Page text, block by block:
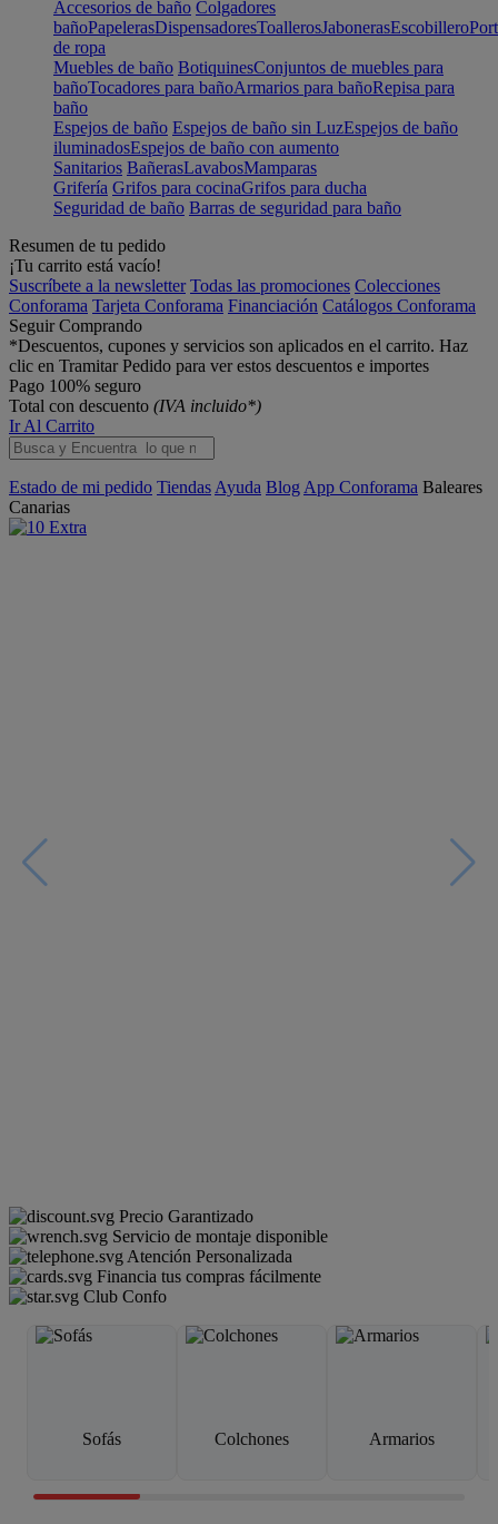
Accesorios de baño Colgadores
bañoPapelerasDispensadoresToallerosJabonerasEscobillero
de ropa
Muebles de baño BotiquinesConjuntos de muebles para
bañoTocadores para bañoArmarios para bañoRepisa para
baño
Espejos de baño Espejos de baño sin LuzEspejos de baño
iluminadosEspejos de baño con aumento
Sanitarios BañerasLavabosMamparas
Grifería Grifos para cocinaGrifos para ducha
Seguridad de baño Barras de seguridad para baño
Resumen de tu pedido
¡Tu carrito está vacío!
Suscríbete a la newsletter Todas las promociones Colecciones
Conforama Tarjeta Conforama Financiación Catálogos Conforama
Seguir Comprando
*Descuentos, cupones y servicios son aplicados en el carrito. Haz
clic en Tramitar Pedido para ver estos descuentos e importes
Pago 100% seguro
Total con descuento (IVA incluido*)
Ir Al Carrito
Estado de mi pedido Tiendas Ayuda Blog App Conforama Baleares
Canarias
Precio Garantizado
Servicio de montaje disponible
Atención Personalizada
Financia tus compras fácilmente
Club Confo
Sofás Colchones Armarios